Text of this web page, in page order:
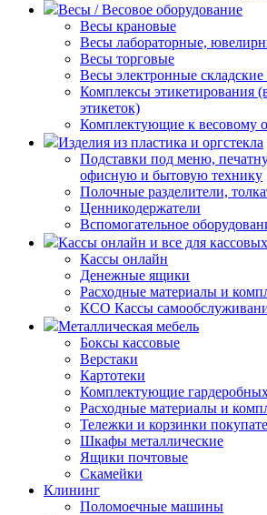
Весы / Весовое оборудование
Весы крановые
Весы лабораторные,
Весы торговые
Весы электронные
Комплексы этикетирования
этикеток)
Комплектующие к весовому
Изделия из пластика и оргстекла
Подставки под меню,
офисную и бытовую технику
Полочные разделители,
Ценникодержатели
Вспомогательное
Кассы онлайн и все для
Кассы онлайн
Денежные ящики
Расходные материалы и
КСО Кассы
Металлическая мебель
Боксы кассовые
Верстаки
Картотеки
Комплектующие
Расходные материалы и
Тележки и корзинки
Шкафы металлические
Ящики почтовые
Скамейки
Клининг
Поломоечные машины